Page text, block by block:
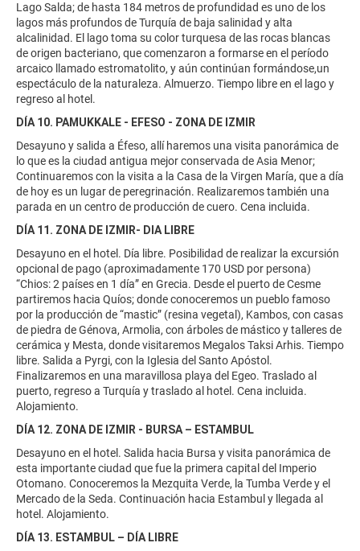
Lago Salda; de hasta 184 metros de profundidad es uno de los
lagos más profundos de Turquía de baja salinidad y alta
alcalinidad. El lago toma su color turquesa de las rocas blancas
de origen bacteriano, que comenzaron a formarse en el período
arcaico llamado estromatolito, y aún continúan formándose,un
espectáculo de la naturaleza. Almuerzo. Tiempo libre en el lago y
regreso al hotel.
DÍA 10. PAMUKKALE - EFESO - ZONA DE IZMIR
Desayuno y salida a Éfeso, allí haremos una visita panorámica de
lo que es la ciudad antigua mejor conservada de Asia Menor;
Continuaremos con la visita a la Casa de la Virgen María, que a día
de hoy es un lugar de peregrinación. Realizaremos también una
parada en un centro de producción de cuero. Cena incluida.
DÍA 11. ZONA DE IZMIR- DIA LIBRE
Desayuno en el hotel. Día libre. Posibilidad de realizar la excursión
opcional de pago (aproximadamente 170 USD por persona)
“Chios: 2 países en 1 día” en Grecia. Desde el puerto de Cesme
partiremos hacia Quíos; donde conoceremos un pueblo famoso
por la producción de “mastic” (resina vegetal), Kambos, con casas
de piedra de Génova, Armolia, con árboles de mástico y talleres de
cerámica y Mesta, donde visitaremos Megalos Taksi Arhis. Tiempo
libre. Salida a Pyrgi, con la Iglesia del Santo Apóstol.
Finalizaremos en una maravillosa playa del Egeo. Traslado al
puerto, regreso a Turquía y traslado al hotel. Cena incluida.
Alojamiento.
DÍA 12. ZONA DE IZMIR - BURSA – ESTAMBUL
Desayuno en el hotel. Salida hacia Bursa y visita panorámica de
esta importante ciudad que fue la primera capital del Imperio
Otomano. Conoceremos la Mezquita Verde, la Tumba Verde y el
Mercado de la Seda. Continuación hacia Estambul y llegada al
hotel. Alojamiento.
DÍA 13. ESTAMBUL – DÍA LIBRE